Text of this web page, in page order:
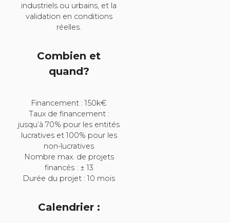
industriels ou urbains, et la
validation en conditions
réelles.
Combien et
quand?
Financement : 150k€
Taux de financement :
jusqu’à 70% pour les entités
lucratives et 100% pour les
non-lucratives
Nombre max. de projets
financés : ± 13
Durée du projet : 10 mois
Calendrier :